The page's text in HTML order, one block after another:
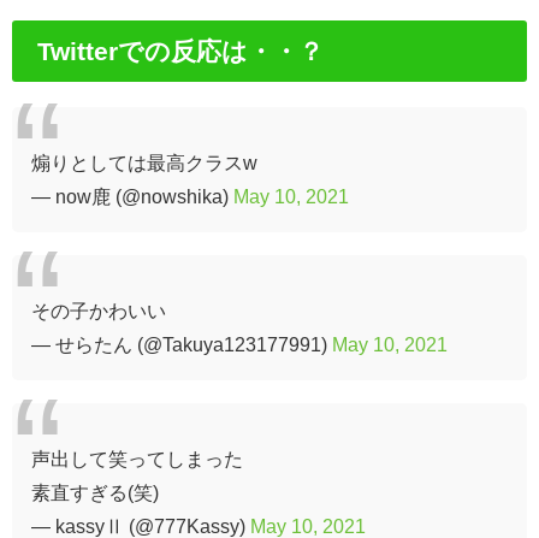
Twitterでの反応は・・？
煽りとしては最高クラスw
— now鹿 (@nowshika) May 10, 2021
その子かわいい
— せらたん (@Takuya123177991) May 10, 2021
声出して笑ってしまった
素直すぎる(笑)
— kassyⅡ (@777Kassy) May 10, 2021